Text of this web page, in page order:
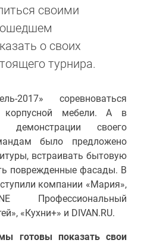
своими
о своих
турнира.
2017» соревноваться
корпусной мебели. А в
своего
было предложено
встраивать бытовую
поврежденные фасады. В
компании «Мария»,
Профессиональный
«Кухни+» и DIVAN.RU.
готовы показать свои